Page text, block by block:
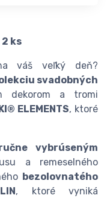
2 ks
váš veľký deň?
svadobných
dekorom a tromi
ELEMENTS, ktoré
vybrúseným
a remeselného
bezolovnatého
, ktoré vyniká